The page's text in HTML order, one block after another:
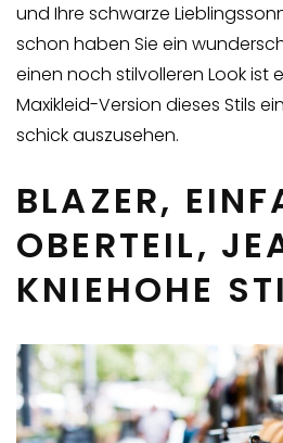
und Ihre schwarze
schon haben Sie ein
einen noch stilvolleren Look ist
Maxikleid-Version dieses Stils
schick auszusehen.
BLAZER,
OBERTEIL,
KNIEHOHE